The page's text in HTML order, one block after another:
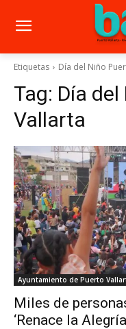
Etiquetas Día del Niño
Tag: Día
Vallarta
Ayuntamiento de Puerto
Miles de
‘Renace la